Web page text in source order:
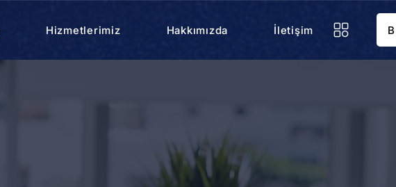
Hizmetlerimiz Hakkımızda İletişim